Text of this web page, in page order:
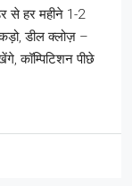
से हर महीने 1-2
डील क्लोज़ –
कॉम्पिटिशन पीछे